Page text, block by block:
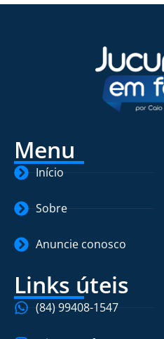
Menu
Início
Sobre
Anuncie conosco
Links úteis
(84) 99408-1547